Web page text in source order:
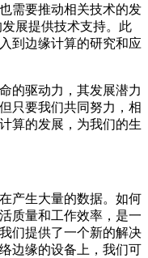
需要推动相关技术的发
展提供技术支持。此
到边缘计算的研究和应
的驱动力，其发展潜力
只要我们共同努力，相
算的发展，为我们的生
产生大量的数据。如何
质量和工作效率，是一
们提供了一个新的解决
边缘的设备上，我们可